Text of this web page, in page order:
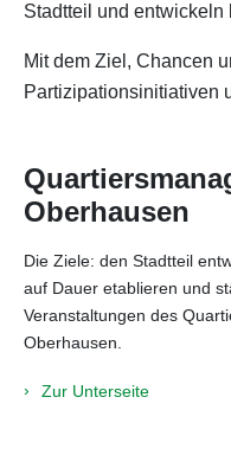
Stadtteil und
Mit dem Ziel, Chancen
Partizipationsinitiativen
Oberhausen
Die Ziele: den Stadtteil
auf Dauer etablieren und
Veranstaltungen des
Oberhausen.
Zur Unterseite